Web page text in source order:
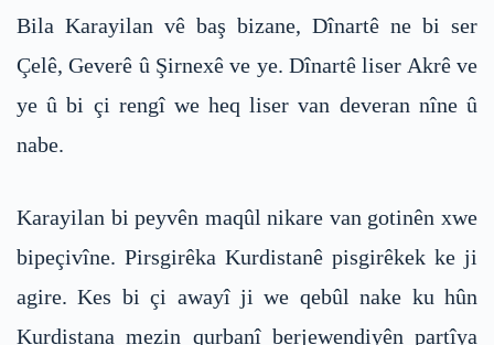
Bila Karayilan vê baş bizane, Dînartê ne bi ser
Çelê, Geverê û Şirnexê ve ye. Dînartê liser Akrê ve
ye û bi çi rengî we heq liser van deveran nîne û
nabe.
Karayilan bi peyvên maqûl nikare van gotinên xwe
bipeçivîne. Pirsgirêka Kurdistanê pisgirêkek ke ji
agire. Kes bi çi awayî ji we qebûl nake ku hûn
Kurdistana mezin qurbanî berjewendiyên partîya